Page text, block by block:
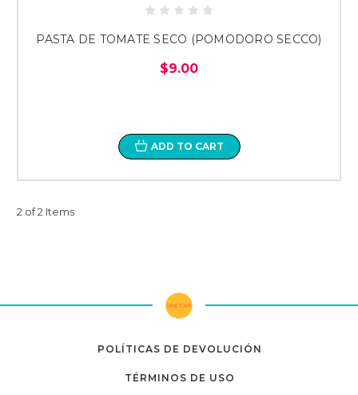
PASTA DE TOMATE SECO (POMODORO SECCO)
$9.00
ADD TO CART
2 of 2 Items
POLÍTICAS DE DEVOLUCIÓN
TÉRMINOS DE USO